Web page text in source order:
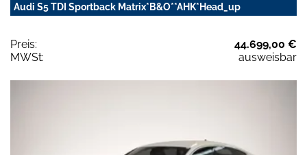
Audi S5 TDI Sportback Matrix*B&O**AHK*Head_up
Preis:
44.699,00 €
MWSt:
ausweisbar